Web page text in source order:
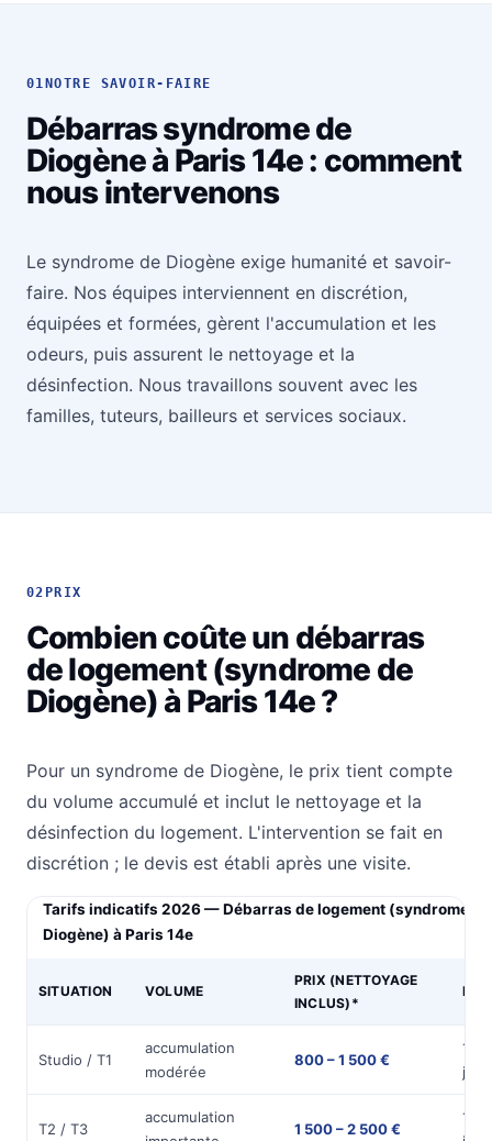
01 NOTRE SAVOIR-FAIRE
Débarras syndrome de
Diogène à Paris 14e : comment
nous intervenons
Le syndrome de Diogène exige humanité et savoir-
faire. Nos équipes interviennent en discrétion,
équipées et formées, gèrent l'accumulation et les
odeurs, puis assurent le nettoyage et la
désinfection. Nous travaillons souvent avec les
familles, tuteurs, bailleurs et services sociaux.
02 PRIX
Combien coûte un débarras
de logement (syndrome de
Diogène) à Paris 14e ?
Pour un syndrome de Diogène, le prix tient compte
du volume accumulé et inclut le nettoyage et la
désinfection du logement. L'intervention se fait en
discrétion ; le devis est établi après une visite.
Tarifs indicatifs 2026 — Débarras de logement (syndrome de
Diogène) à Paris 14e
SITUATION VOLUME
PRIX (NETTOYAGE
INCLUS)*
Studio / T1
accumulation
modérée
800 – 1 500 €
1
T2 / T3
accumulation
1 500 – 2 500 €
1 à